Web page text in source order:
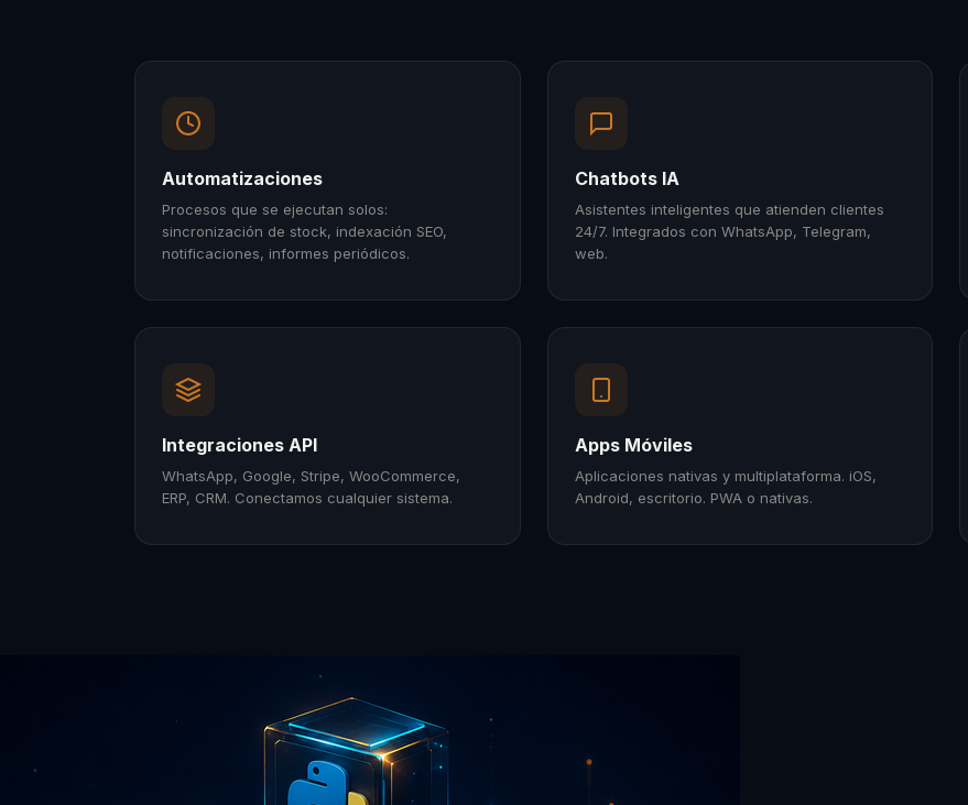
Automatizaciones
Procesos que se ejecutan solos:
sincronización de stock, indexación SEO,
notificaciones, informes periódicos.
Chatbots IA
Asistentes inteligentes que atienden clientes
24/7. Integrados con WhatsApp, Telegram,
web.
Integraciones API
WhatsApp, Google, Stripe, WooCommerce,
ERP, CRM. Conectamos cualquier sistema.
Apps Móviles
Aplicaciones nativas y multiplataforma. iOS,
Android, escritorio. PWA o nativas.